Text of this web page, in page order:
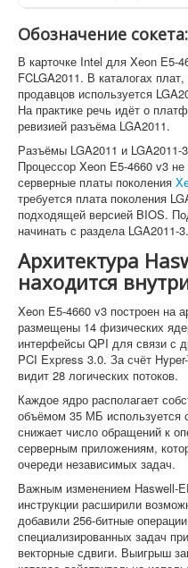
Обозначение
В карточке Intel для Xeon E5-
FCLGA2011. В каталогах
продавцов используется
На практике речь идёт о
ревизией разъёма LGA2011.
Разъёмы LGA2011 и
Процессор Xeon E5-4660 v3
серверные платы поколения
требуется плата поколения
подходящей версией BIOS.
начинать с раздела LGA2011-3.
Архитектура
находится
Xeon E5-4660 v3 построен на
размещены 14 физических
интерфейсы QPI для связи с
PCI Express 3.0. За счёт
видит 28 логических потоков.
Каждое ядро располагает
объёмом 35 МБ используется
снижает число обращений к
серверным приложениям,
очереди независимых задач.
Важным изменением Haswell-
инструкции расширили
добавили 256-битные
специализированных задач
векторные сдвиги. Выигрыш